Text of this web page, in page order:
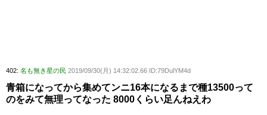
402: 名も無き星の民 2019/09/30(月) 14:32:02.66 ID:79DulYM4d
青箱になってから集めてンニ16本になるまで種13500って
のをみて無理ってなった 8000くらい足んねえわ